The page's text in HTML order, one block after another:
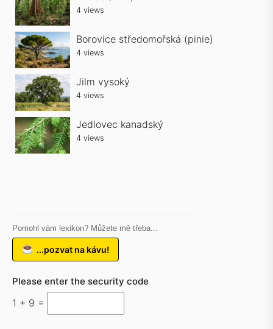
4 views
Borovice středomořská (pinie)
4 views
Jilm vysoký
4 views
Jedlovec kanadský
4 views
Pomohl vám lexikon? Můžete mě třeba...
...pozvat na kávu!
Please enter the security code
1 + 9 =